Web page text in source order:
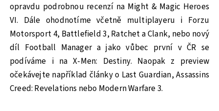
opravdu podrobnou recenzí na Might & Magic Heroes
VI. Dále ohodnotíme včetně multiplayeru i Forzu
Motorsport 4, Battlefield 3, Ratchet a Clank, nebo nový
díl Football Manager a jako vůbec první v ČR se
podíváme i na X-Men: Destiny. Naopak z preview
očekávejte například články o Last Guardian, Assassins
Creed: Revelations nebo Modern Warfare 3.